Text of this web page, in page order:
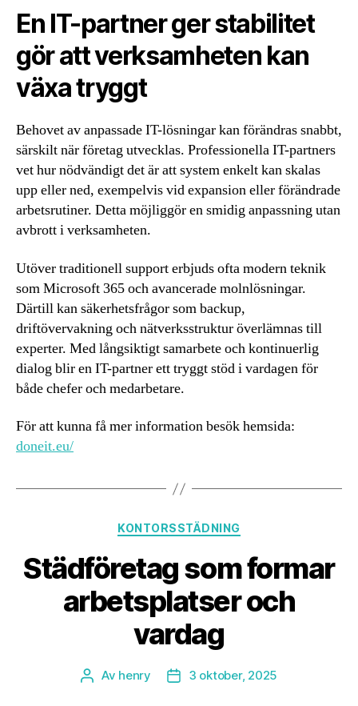
En IT-partner ger stabilitet
gör att verksamheten kan
växa tryggt
Behovet av anpassade IT-lösningar kan förändras snabbt,
särskilt när företag utvecklas. Professionella IT-partners
vet hur nödvändigt det är att system enkelt kan skalas
upp eller ned, exempelvis vid expansion eller förändrade
arbetsrutiner. Detta möjliggör en smidig anpassning utan
avbrott i verksamheten.
Utöver traditionell support erbjuds ofta modern teknik
som Microsoft 365 och avancerade molnlösningar.
Därtill kan säkerhetsfrågor som backup,
driftövervakning och nätverksstruktur överlämnas till
experter. Med långsiktigt samarbete och kontinuerlig
dialog blir en IT-partner ett tryggt stöd i vardagen för
både chefer och medarbetare.
För att kunna få mer information besök hemsida:
doneit.eu/
Kategorier
KONTORSSTÄDNING
Städföretag som formar
arbetsplatser och
vardag
Inläggsförfattare
Av henry Inläggsdatum
3 oktober, 2025